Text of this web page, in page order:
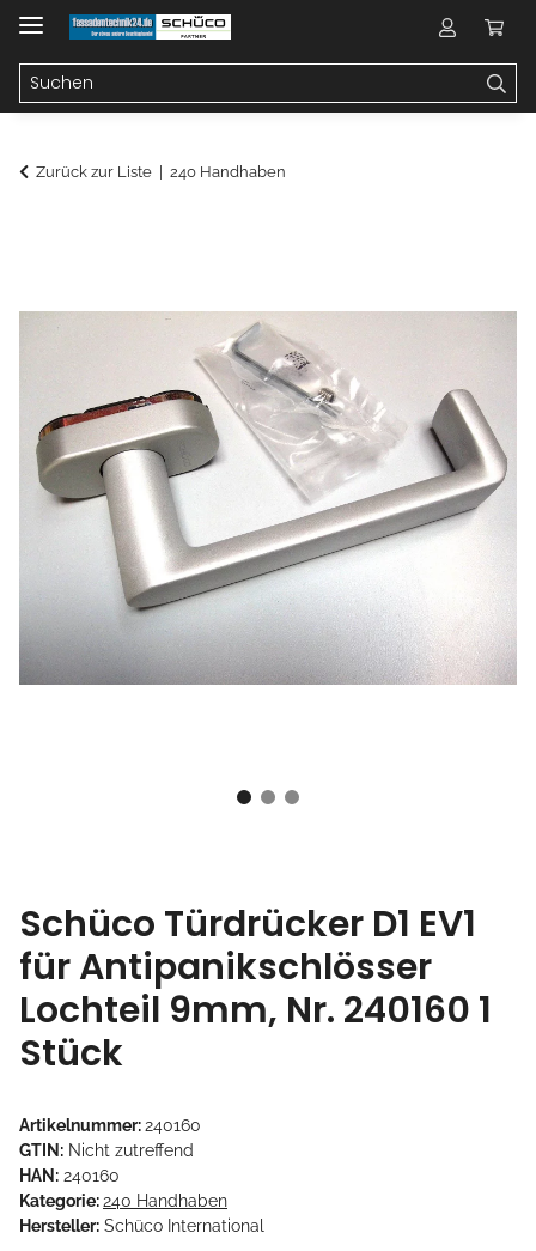
Zurück zur Liste 240 Handhaben
Schüco Türdrücker D1 EV1
für Antipanikschlösser
Lochteil 9mm, Nr. 240160 1
Stück
Artikelnummer:240160
GTIN: Nicht zutreffend
HAN: 240160
Kategorie:240 Handhaben
Hersteller: Schüco International